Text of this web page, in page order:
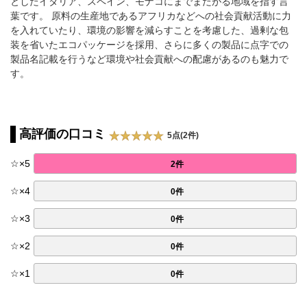
葉です。 原料の生産地であるアフリカなどへの社会貢献活動に力
を入れていたり、環境の影響を減らすことを考慮した、過剰な包
装を省いたエコパッケージを採用、さらに多くの製品に点字での
製品名記載を行うなど環境や社会貢献への配慮があるのも魅力で
す。
高評価の口コミ 5点(2件)
☆×5 2件
☆×4 0件
☆×3 0件
☆×2 0件
☆×1 0件